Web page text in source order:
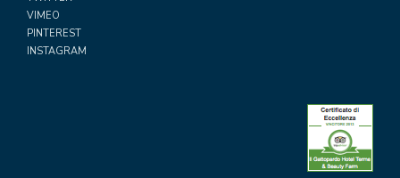
VIMEO
PINTEREST
INSTAGRAM